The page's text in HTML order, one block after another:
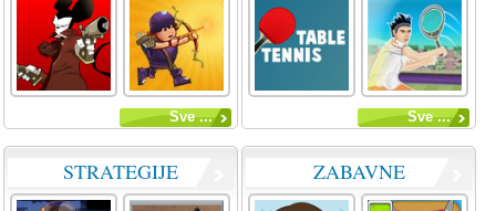
Sve ... Sve ...
STRATEGIJE ZABAVNE